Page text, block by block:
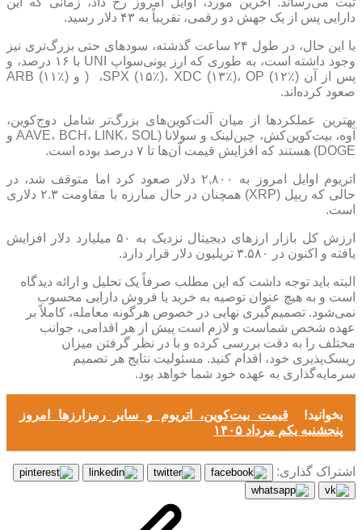
دارایی پس از یک جهش دو رقمی، تقریباً به ۴۳ دلار رسید.
با این حال، در طول ۲۴ ساعت گذشته، سودهای حتی بزرگ‌تری نیز
وجود داشته است، به طوری که ارز یونی‌سواپ UNI با ۱۶ درصد، و
پس از آن SPX (۱۵٪)، XDC (۱۳٪)، OP (۱۲٪)، ( و ARB (۱۱٪)
صعود کرده‌اند.
بهترین عملکردها از میان آلت‌کوین‌های بزرگ‌تر شامل دوج‌کوین،
آوه، بیت‌کوین‌کش، چین‌لینک و سولانا (AAVE، BCH، LINK، SOL و
DOGE) هستند که افزایش قیمت آن‌ها تا ۷ درصد بوده است.
اتریوم اوایل امروز به ۲,۸۰۰ دلار صعود کرد اما متوقف شد، در
حالی که ریپل (XRP) همچنان در حال مبارزه با مقاومت ۲.۳ دلاری
است.
ارزش کل بازار ارزهای دیجیتال نزدیک به ۵۰ میلیارد دلار افزایش
یافته و اکنون در ۳.۵۸۰ تریلیون دلار قرار دارد.
البته باید توجه داشت که این مطلب صرفاً یک تحلیل و ارائه دیدگاه
است و به هیچ عنوان توصیه به خرید یا فروش دارایی محسوب
نمی‌شود. تصمیم‌گیری نهایی در خصوص هرگونه معامله، کاملاً بر
عهده شخص شماست و لازم است پیش از هر اقدامی، جوانب
مختلف را به دقت بررسی کرده و با در نظر گرفتن میزان
ریسک‌پذیری خود، اقدام کنید. مسئولیت نتایج هر تصمیم
سرمایه‌گذاری به عهده خود شما خواهد بود.
بخوانید!
قیمت بیت‌کوین، اتریوم و سایر رمزارزها امروز
پنجشنبه یکم مرداد ۱۴۰۵
اشتراک گذاری: